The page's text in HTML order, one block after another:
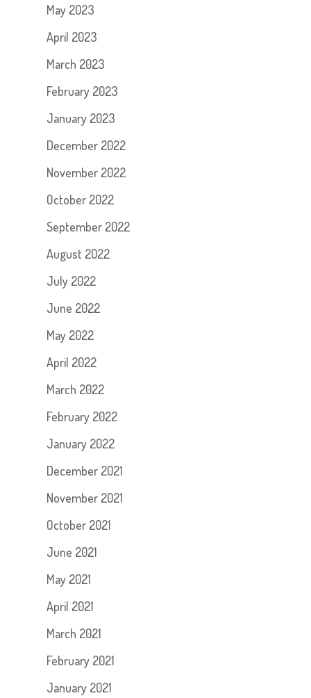
May 2023
April 2023
March 2023
February 2023
January 2023
December 2022
November 2022
October 2022
September 2022
August 2022
July 2022
June 2022
May 2022
April 2022
March 2022
February 2022
January 2022
December 2021
November 2021
October 2021
June 2021
May 2021
April 2021
March 2021
February 2021
January 2021